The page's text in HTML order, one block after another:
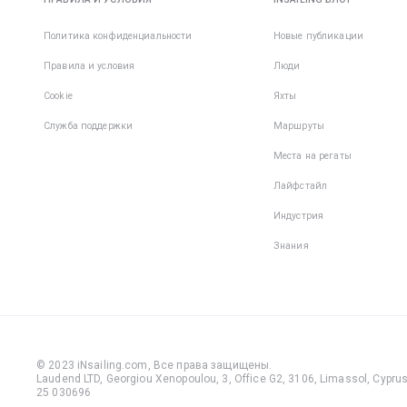
Политика конфиденциальности
Правила и условия
Cookie
Служба поддержки
Новые публикации
Люди
Яхты
Маршруты
Места на регаты
Лайфстайл
Индустрия
Знания
© 2023 iNsailing.com, Все права защищены.
Laudend LTD, Georgiou Xenopoulou, 3, Office G2, 3106, Limassol,
25 030696